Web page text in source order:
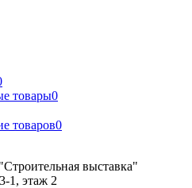
товары0
товаров0
выставка"
1, этаж 2